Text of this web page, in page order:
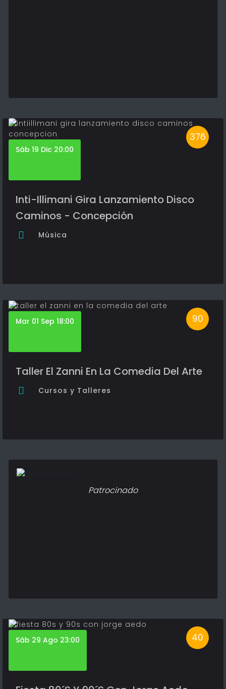
376
Sáb 19 Dic 20:00
Inti-Illimani Gira Lanzamiento Disco
Caminos - Concepción
Música
90
Mar 01 Sep 18:00
Taller El Zanni En La Comedia Del Arte
Cursos y Talleres
Patrocinado
40
Sáb 29 Ago 23:00